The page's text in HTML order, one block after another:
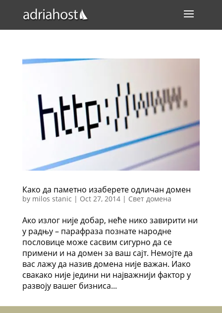
Како да паметно изаберете одличан домен
by milos stanic | Oct 27, 2014| Свет домена
Ако излог није добар, неће нико завирити ни
у радњу – парафраза познате народне
пословице може сасвим сигурно да се
примени и на домен за ваш сајт. Немојте да
вас лажу да назив домена није важан. Иако
свакако није једини ни најважнији фактор у
развоју вашег бизниса...